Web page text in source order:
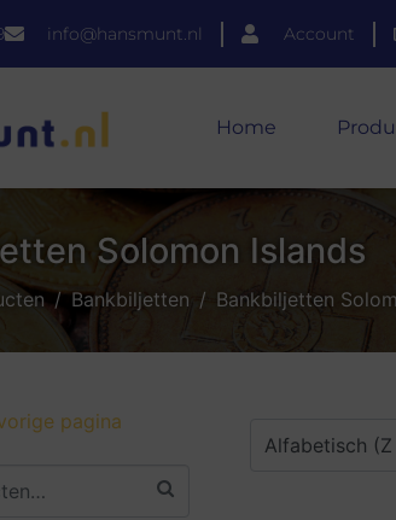
info@hansmunt.nl Account
Home
Solomon Islands
Bankbiljetten Bankbiljetten
pagina